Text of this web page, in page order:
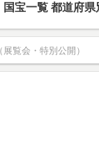
国宝一覧 都道府県
覧会・特別公開）